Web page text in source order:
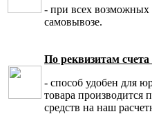
- при всех возможных
самовывозе.
По реквизитам
- способ удобен для
товара производится
средств на наш